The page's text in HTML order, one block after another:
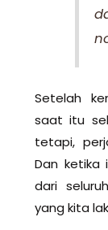
Setelah
saat itu
tetapi,
Dan ketika
dari
yang kita